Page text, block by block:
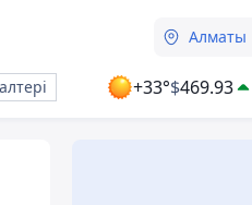
Алматы
+33°$469.93